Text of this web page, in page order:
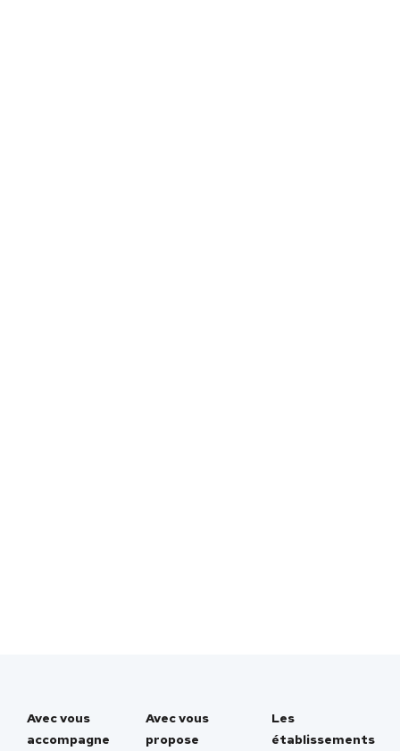
Avec vous
accompagne
Avec vous
propose
Les
établissements